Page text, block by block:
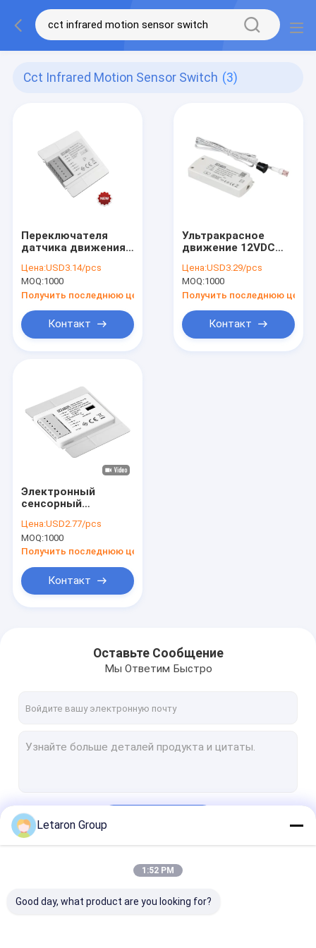
Cct Infrared Motion Sensor Switch (3)
Переключателя
датчика движения
управлением реле
ультракрасного
Defogging
Цена:USD3.14/pcs
MOQ:1000
Получить последнюю цену
Контакт
Ультракрасное
движение 12VDC
переключатель
реле для
управления
освещения шкафа
Цена:USD3.29/pcs
MOQ:1000
Получить последнюю цену
Контакт
Электронный
сенсорный
зеркала для
регулировки
цветовой
до 100% для
подсветки зеркала
Цена:USD2.77/pcs
MOQ:1000
Получить последнюю цену
Контакт
Оставьте Сообщение
Мы Ответим Быстро
Letaron Group
1:52 PM
Good day, what product are you looking for?